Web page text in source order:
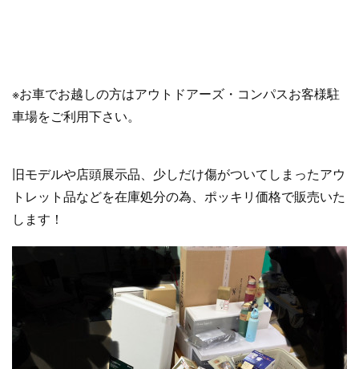
※お車でお越しの方はアウトドアーズ・コンパスお客様駐
車場をご利用下さい。
旧モデルや店頭展示品、少しだけ傷がついてしまったアウ
トレット品などを在庫処分の為、ポッキリ価格で販売いた
します！